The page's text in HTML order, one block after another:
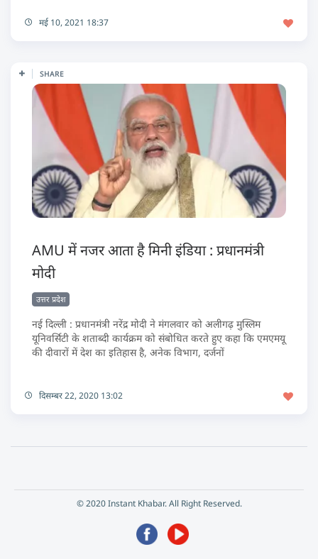
मई 10, 2021 18:37
SHARE
AMU में नजर आता है मिनी इंडिया : प्रधानमंत्री
मोदी
उत्तर प्रदेश
नई दिल्ली : प्रधानमंत्री नरेंद्र मोदी ने मंगलवार को अलीगढ़ मुस्लिम
यूनिवर्सिटी के शताब्दी कार्यक्रम को संबोधित करते हुए कहा कि एमएमयू
की दीवारों में देश का इतिहास है, अनेक विभाग, दर्जनों
दिसम्बर 22, 2020 13:02
© 2020 Instant Khabar. All Right Reserved.